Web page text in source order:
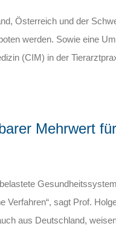
Österreich und der
werden. Sowie eine
(CIM) in der
Mehrwert
sagt Prof.
aus Deutschland,